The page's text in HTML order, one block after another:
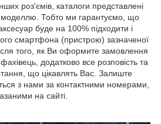
роз'ємів, каталоги представлені
Тобто ми гарантуємо, що
буде на 100% підходити і
смартфона (пристрою) зазначеної
того, як Ви оформите замовлення
додатково все розповість та
що цікавлять Вас. Залиште
з нами за контактними номерами,
на сайті.